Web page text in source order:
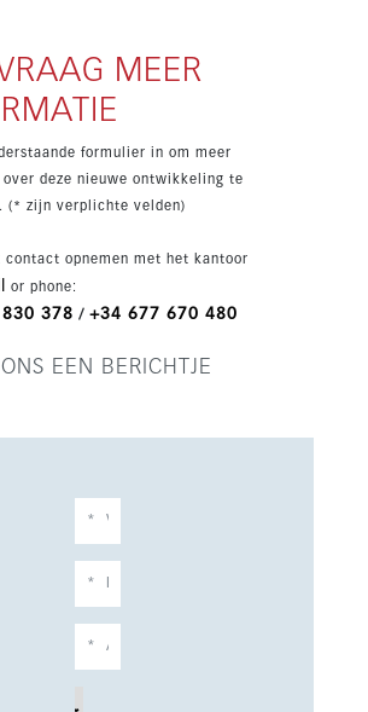
MEER
formulier in om meer
deze nieuwe ontwikkeling te
(* zijn verplichte velden)
contact opnemen met het kantoor
or phone:
378 / +34 677 670 480
EEN BERICHTJE